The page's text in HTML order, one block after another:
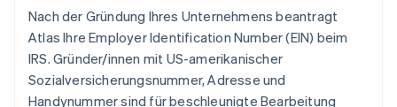
Nach der Gründung Ihres Unternehmens beantragt
Atlas Ihre Employer Identification Number (EIN) beim
IRS. Gründer/innen mit US-amerikanischer
Sozialversicherungsnummer, Adresse und
Handynummer sind für beschleunigte Bearbeitung